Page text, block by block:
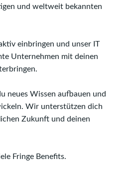
und weltweit bekannten
einbringen und unser IT
Unternehmen mit deinen
neues Wissen aufbauen und
Wir unterstützen dich
Zukunft und deinen
Fringe Benefits.